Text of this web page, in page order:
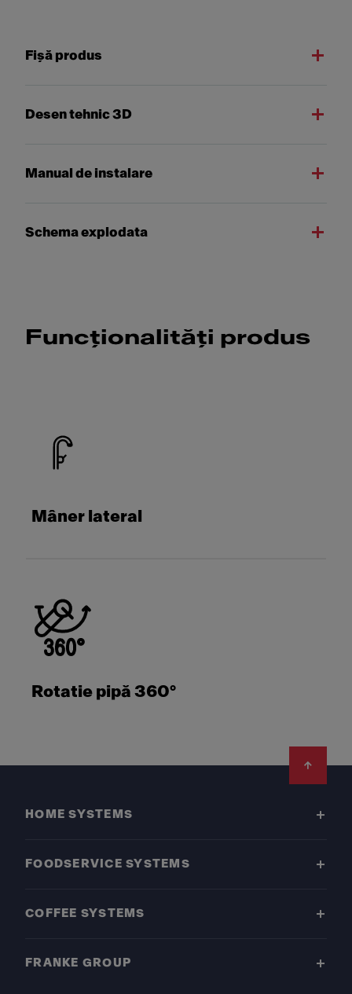
Fişă produs
Desen tehnic 3D
Manual de instalare
Schema explodata
Funcționalități produs
Mâner lateral
Rotatie pipă 360°
HOME SYSTEMS
FOODSERVICE SYSTEMS
COFFEE SYSTEMS
FRANKE GROUP